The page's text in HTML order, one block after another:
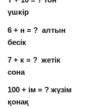
үшкір
6 + н = ?
бесік
7 + к = ?
сона
100 + ім = ?
қонақ